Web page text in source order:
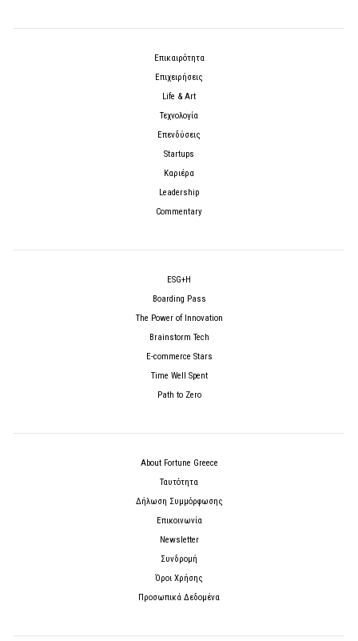
Επικαιρότητα
Επιχειρήσεις
Life & Art
Τεχνολογία
Επενδύσεις
Startups
Καριέρα
Leadership
Commentary
ESG+H
Boarding Pass
The Power of Innovation
Brainstorm Tech
E-commerce Stars
Time Well Spent
Path to Zero
About Fortune Greece
Ταυτότητα
Δήλωση Συμμόρφωσης
Επικοινωνία
Newsletter
Συνδρομή
Όροι Χρήσης
Προσωπικά Δεδομένα